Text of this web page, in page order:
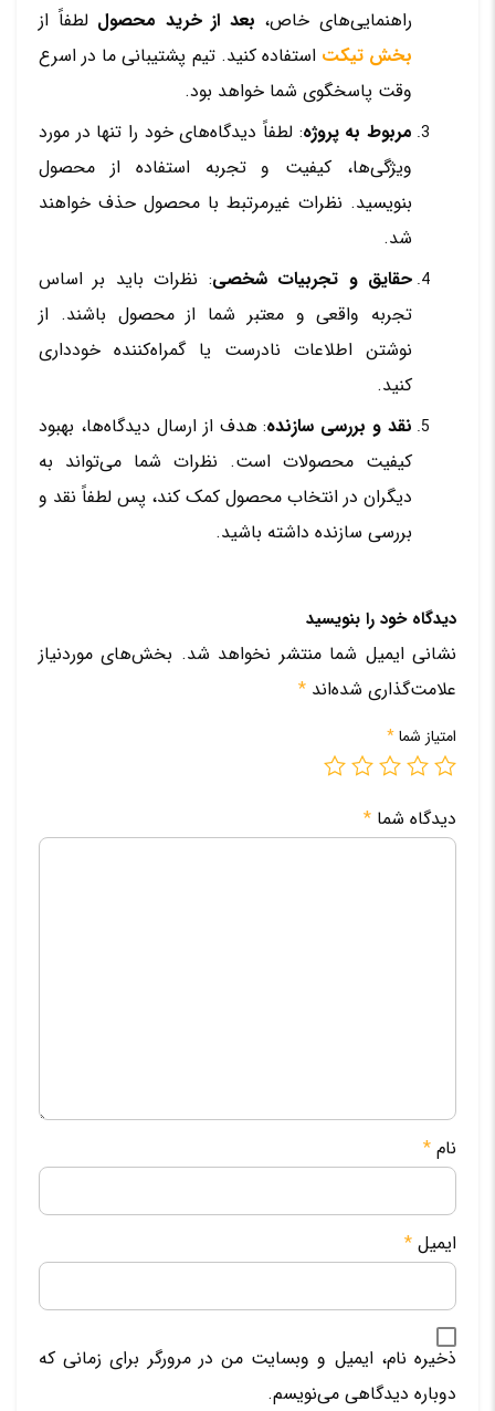
راهنمایی‌های خاص، بعد از خرید محصول لطفاً از
بخش تیکت استفاده کنید. تیم پشتیبانی ما در اسرع
وقت پاسخگوی شما خواهد بود.
مربوط به پروژه: لطفاً دیدگاه‌های خود را تنها در مورد
ویژگی‌ها، کیفیت و تجربه استفاده از محصول
بنویسید. نظرات غیرمرتبط با محصول حذف خواهند
شد.
حقایق و تجربیات شخصی: نظرات باید بر اساس
تجربه واقعی و معتبر شما از محصول باشند. از
نوشتن اطلاعات نادرست یا گمراه‌کننده خودداری
کنید.
نقد و بررسی سازنده: هدف از ارسال دیدگاه‌ها، بهبود
کیفیت محصولات است. نظرات شما می‌تواند به
دیگران در انتخاب محصول کمک کند، پس لطفاً نقد و
بررسی سازنده داشته باشید.
دیدگاه خود را بنویسید
نشانی ایمیل شما منتشر نخواهد شد. بخش‌های موردنیاز
علامت‌گذاری شده‌اند *
امتیاز شما*
دیدگاه شما *
نام *
ایمیل *
ذخیره نام، ایمیل و وبسایت من در مرورگر برای زمانی که
دوباره دیدگاهی می‌نویسم.